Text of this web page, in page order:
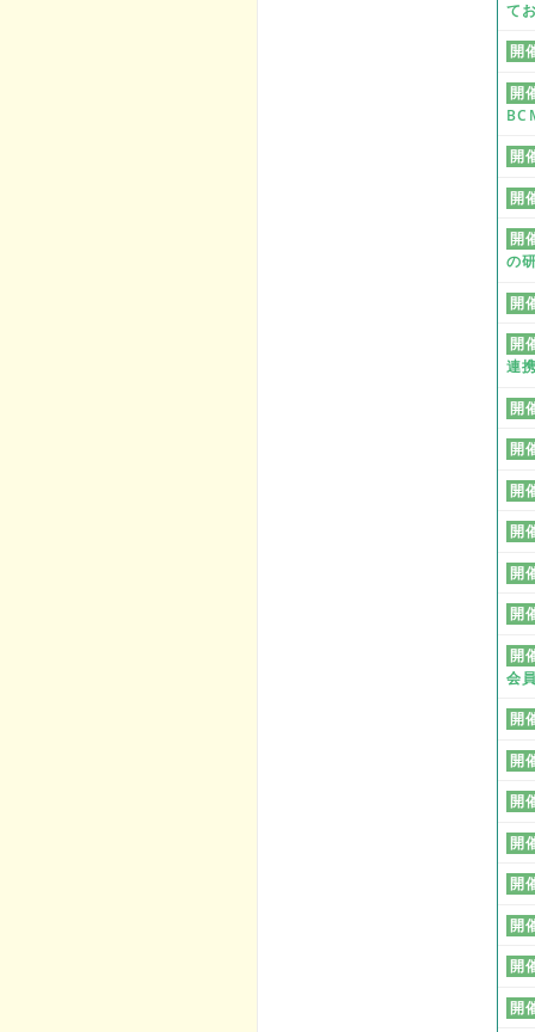
て
開
開
開
開
開
の
開
開
連
開
開
開
開
開
開
開
会
開
開
開
開
開
開
開
開